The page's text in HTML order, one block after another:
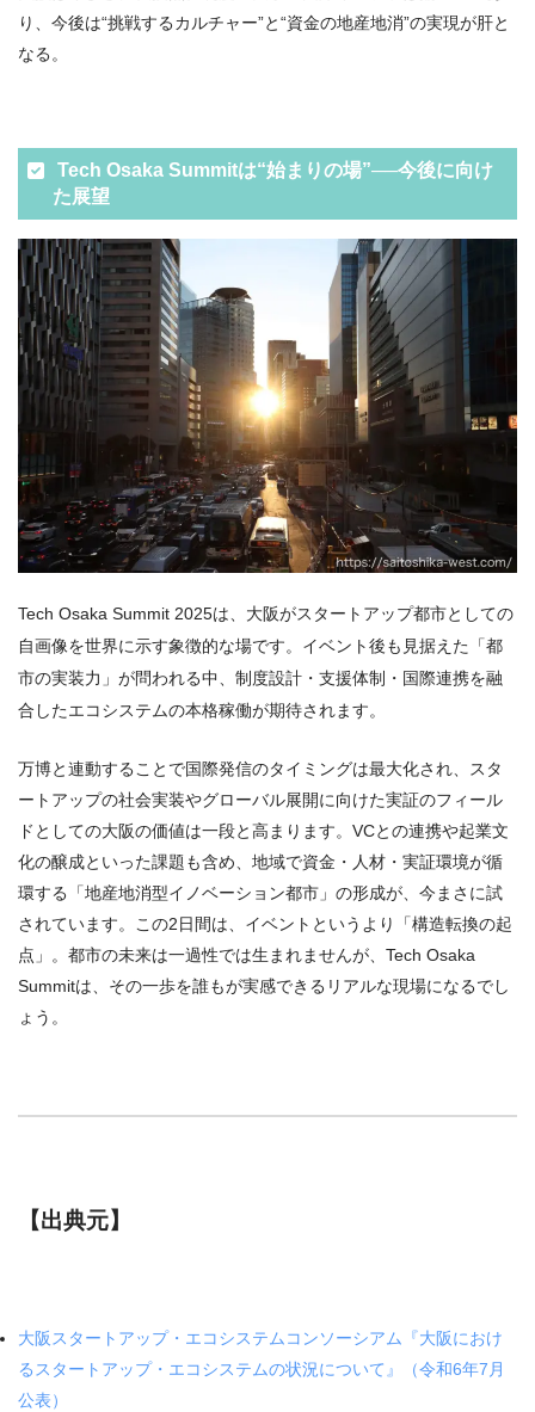
り、今後は“挑戦するカルチャー”と“資金の地産地消”の実現が肝と
なる。
Tech Osaka Summitは“始まりの場”──今後に向け
た展望
Tech Osaka Summit 2025は、大阪がスタートアップ都市としての
自画像を世界に示す象徴的な場です。イベント後も見据えた「都
市の実装力」が問われる中、制度設計・支援体制・国際連携を融
合したエコシステムの本格稼働が期待されます。
万博と連動することで国際発信のタイミングは最大化され、スタ
ートアップの社会実装やグローバル展開に向けた実証のフィール
ドとしての大阪の価値は一段と高まります。VCとの連携や起業文
化の醸成といった課題も含め、地域で資金・人材・実証環境が循
環する「地産地消型イノベーション都市」の形成が、今まさに試
されています。この2日間は、イベントというより「構造転換の起
点」。都市の未来は一過性では生まれませんが、Tech Osaka
Summitは、その一歩を誰もが実感できるリアルな現場になるでし
ょう。
【出典元】
大阪スタートアップ・エコシステムコンソーシアム『大阪におけ
るスタートアップ・エコシステムの状況について』（令和6年7月
公表）